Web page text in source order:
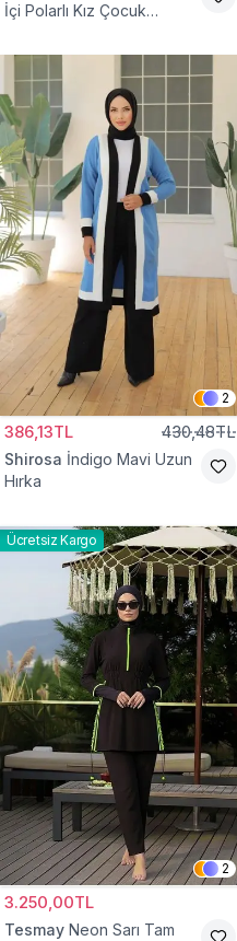
İçi Polarlı Kız Çocuk
2
386,13TL 430,48TL
Shirosa İndigo Mavi Uzun
Hırka
Ücretsiz Kargo
2
3.250,00TL
Tesmay Neon Sarı Tam